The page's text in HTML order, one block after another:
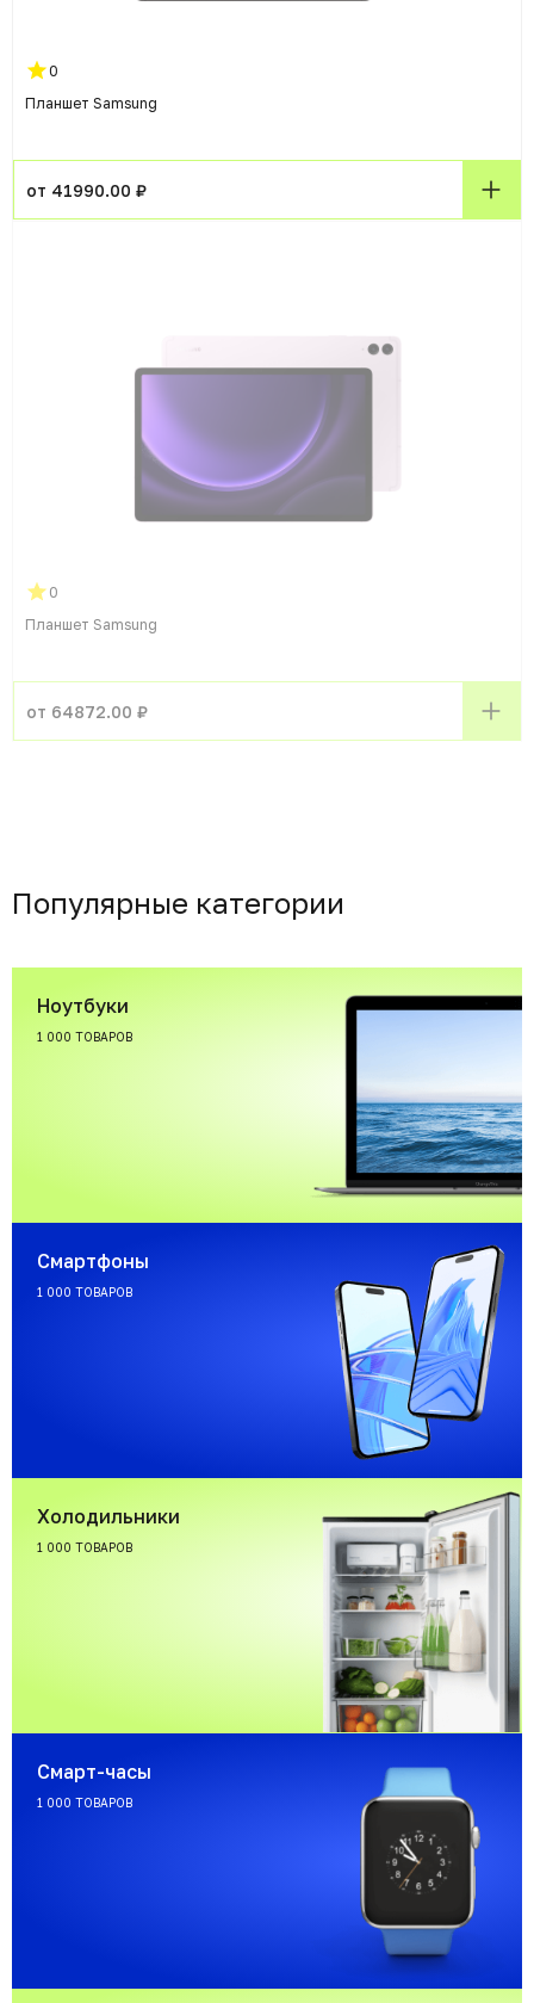
0
Планшет Samsung
от 41990.00 ₽
0
Планшет Samsung
от 64872.00 ₽
Популярные категории
Ноутбуки
1 000 ТОВАРОВ
Смартфоны
1 000 ТОВАРОВ
Холодильники
1 000 ТОВАРОВ
Смарт-часы
1 000 ТОВАРОВ